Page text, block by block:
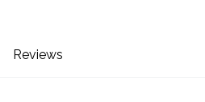
Reviews